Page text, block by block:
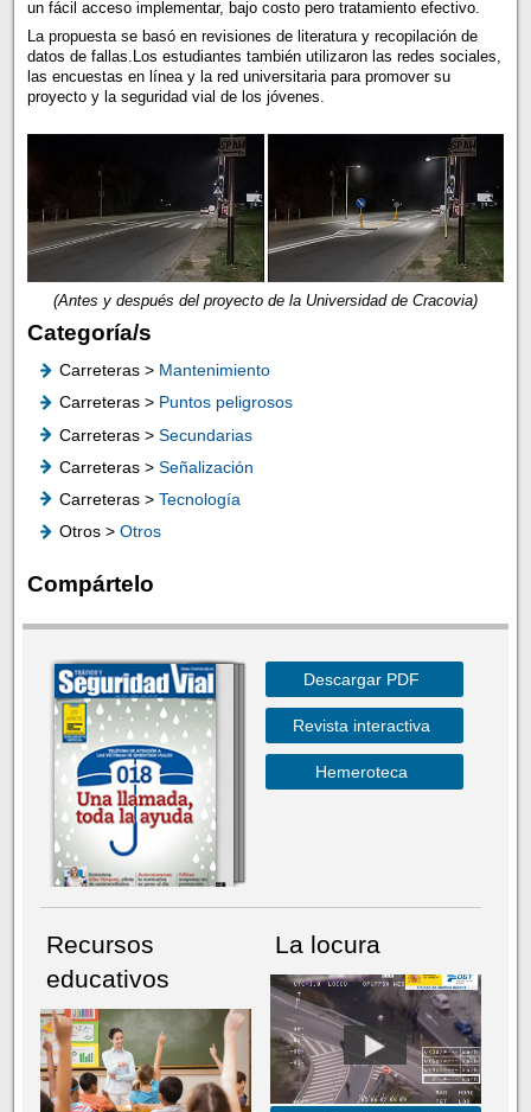
un fácil acceso implementar, bajo costo pero tratamiento efectivo.
La propuesta se basó en revisiones de literatura y recopilación de
datos de fallas.Los estudiantes también utilizaron las redes sociales,
las encuestas en línea y la red universitaria para promover su
proyecto y la seguridad vial de los jóvenes.
(Antes y después del proyecto de la Universidad de Cracovia)
Categoría/s
Carreteras > Mantenimiento
Carreteras > Puntos peligrosos
Carreteras > Secundarias
Carreteras > Señalización
Carreteras > Tecnología
Otros > Otros
Compártelo
Descargar PDF
Revista interactiva
Hemeroteca
Recursos
educativos
La locura